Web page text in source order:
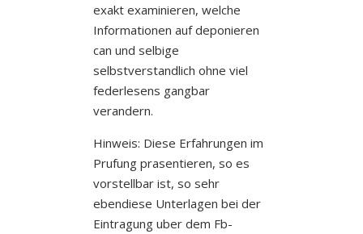
exakt examinieren, welche
Informationen auf deponieren
can und selbige
selbstverstandlich ohne viel
federlesens gangbar
verandern.
Hinweis: Diese Erfahrungen im
Prufung prasentieren, so es
vorstellbar ist, so sehr
ebendiese Unterlagen bei der
Eintragung uber dem Fb-